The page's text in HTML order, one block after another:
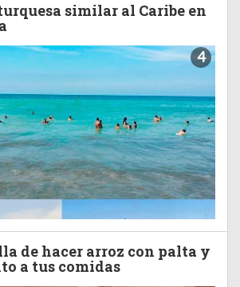
similar al Caribe en
4
de hacer arroz con palta y
a tus comidas